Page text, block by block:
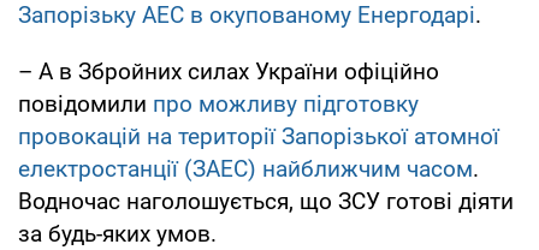
Запорізьку АЕС в окупованому Енергодарі.
– А в Збройних силах України офіційно
повідомили про можливу підготовку
провокацій на території Запорізької атомної
електростанції (ЗАЕС) найближчим часом.
Водночас наголошується, що ЗСУ готові діяти
за будь-яких умов.